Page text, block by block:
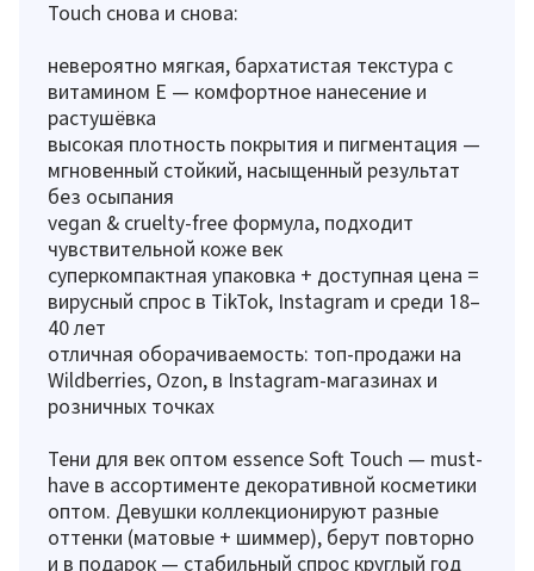
Touch снова и снова:
невероятно мягкая, бархатистая текстура с
витамином Е — комфортное нанесение и
растушёвка
высокая плотность покрытия и пигментация —
мгновенный стойкий, насыщенный результат
без осыпания
vegan & cruelty-free формула, подходит
чувствительной коже век
суперкомпактная упаковка + доступная цена =
вирусный спрос в TikTok, Instagram и среди 18–
40 лет
отличная оборачиваемость: топ-продажи на
Wildberries, Ozon, в Instagram-магазинах и
розничных точках
Тени для век оптом essence Soft Touch — must-
have в ассортименте декоративной косметики
оптом. Девушки коллекционируют разные
оттенки (матовые + шиммер), берут повторно
и в подарок — стабильный спрос круглый год